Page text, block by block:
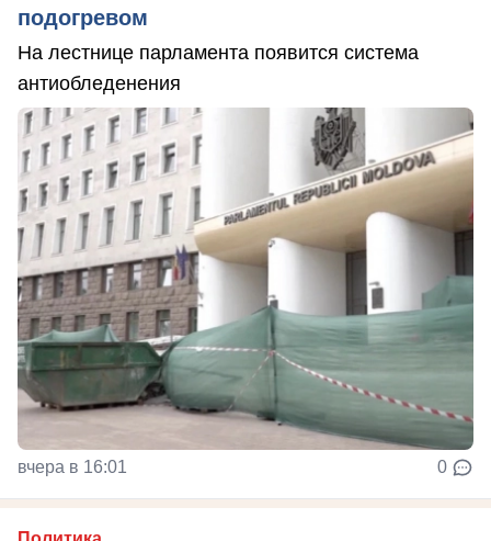
подогревом
На лестнице парламента появится система
антиобледенения
вчера в 16:01 0